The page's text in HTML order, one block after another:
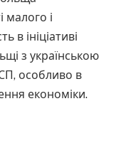
малого і
в ініціативі
з українською
особливо в
економіки.